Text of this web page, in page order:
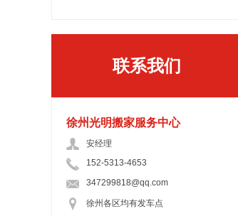
联系我们
徐州光明搬家服务中心
安经理
152-5313-4653
347299818@qq.com
徐州各区均有发车点